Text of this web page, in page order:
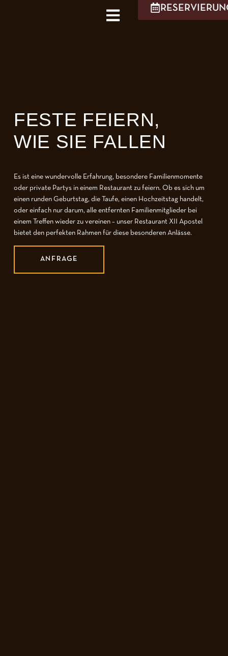
FESTE FEIERN,
WIE SIE FALLEN
Es ist eine wundervolle Erfahrung, besondere Familienmomente
oder private Partys in einem Restaurant zu feiern. Ob es sich um
einen runden Geburtstag, die Taufe, einen Hochzeitstag handelt,
oder einfach nur darum, alle entfernten Familienmitglieder bei
einem Treffen wieder zu vereinen – unser Restaurant XII Apostel
bietet den perfekten Rahmen für diese besonderen Anlässe.
ANFRAGE